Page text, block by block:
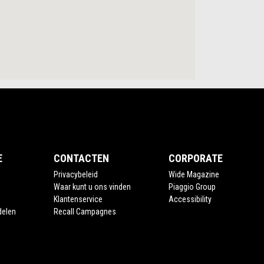
CONTACTEN
Privacybeleid
Waar kunt u ons vinden
Klantenservice
Recall Campagnes
CORPORATE
Wide Magazine
Piaggio Group
Accessibility